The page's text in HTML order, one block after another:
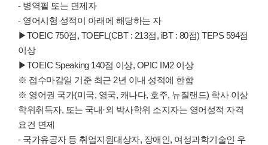
- 병역필 또는 면제자
- 영어시험 성적이 아래에 해당하는 자
▶TOEIC 750점, TOEFL(CBT : 213점, iBT : 80점) TEPS 594점
이상
▶TOEIC Speaking 140점 이상, OPIC IM2 이상
※ 접수마감일 기준 최근 2년 이내 성적에 한함
※ 영어권 국가(미국, 영국, 캐나다, 호주, 뉴질랜드) 학사 이상
학위취득자, 또는 국내·외 박사학위 소지자는 영어성적 자격
요건 면제
- 국가유공자 등 취업지원대상자, 장애인, 여성과학기술인 우